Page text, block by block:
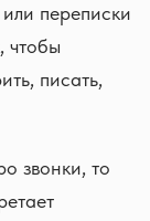
переписки
чтобы
писать,
звонки, то